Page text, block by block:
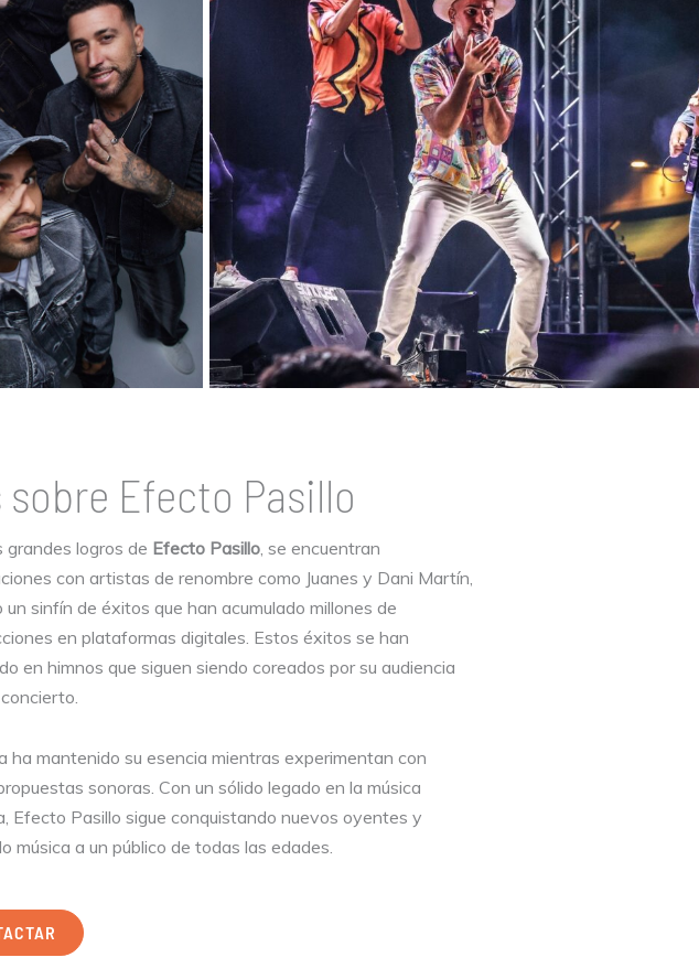
sobre Efecto Pasillo
grandes logros de Efecto Pasillo , se encuentran
con artistas de renombre como Juanes y Dani Martín,
un sinfín de éxitos que han acumulado millones de
en plataformas digitales. Estos éxitos se han
en himnos que siguen siendo coreados por su audiencia
ha mantenido su esencia mientras experimentan con
sonoras. Con un sólido legado en la música
Efecto Pasillo sigue conquistando nuevos oyentes y
música a un público de todas las edades.